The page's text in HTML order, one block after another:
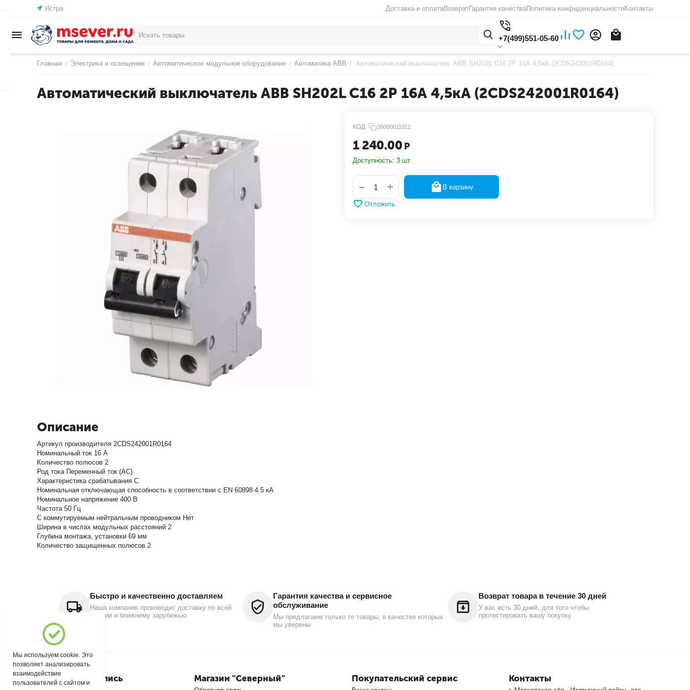
Истра Доставка и оплатаВозвратГарантия качестваПолитика конфиденциальностиКонтакты
+7(499)551-05-60
Главная / Электрика и освещение / Автоматическое модульное оборудование / Автоматика АВВ / Автоматический выключатель ABB SH202L C16 2Р 16А 4,5кА (2CDS242001R0164)
Автоматический выключатель ABB SH202L C16 2Р 16А 4,5кА (2CDS242001R0164)
КОД: 00000011012
1 240.00 Р
Доступность: 3 шт.
+
− В корзину
Отложить
Описание
Артикул производителя 2CDS242001R0164
Номинальный ток 16 А
Количество полюсов 2
Род тока Переменный ток (AC)
Характеристика срабатывания C
Номинальная отключающая способность в соответствии с EN 60898 4.5 кА
Номинальное напряжение 400 В
Частота 50 Гц
С коммутируемым нейтральным проводником Нет
Ширина в числах модульных расстояний 2
Глубина монтажа, установки 69 мм
Количество защищенных полюсов 2
Быстро и качественно доставляем
Наша компания производит доставку по всей
России и ближнему зарубежью
Гарантия качества и сервисное
обслуживание
Мы предлагаем только те товары, в качестве которых
мы уверены
Возврат товара в течение 30 дней
У вас есть 30 дней, для того чтобы
протестировать вашу покупку
Моя учетная запись Магазин "Северный" Покупательский сервис Контакты
Мы используем cookie. Это
позволяет анализировать
взаимодействие
пользователей с сайтом и